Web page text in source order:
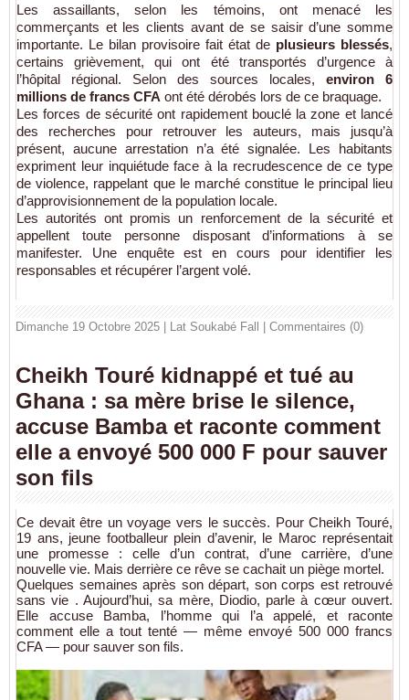
Les assaillants, selon les témoins, ont menacé les
commerçants et les clients avant de se saisir d’une somme
importante. Le bilan provisoire fait état de plusieurs blessés,
certains grièvement, qui ont été transportés d’urgence à
l’hôpital régional. Selon des sources locales, environ 6
millions de francs CFA ont été dérobés lors de ce braquage.
Les forces de sécurité ont rapidement bouclé la zone et lancé
des recherches pour retrouver les auteurs, mais jusqu’à
présent, aucune arrestation n’a été signalée. Les habitants
expriment leur inquiétude face à la recrudescence de ce type
de violence, rappelant que le marché constitue le principal lieu
d’approvisionnement de la population locale.
Les autorités ont promis un renforcement de la sécurité et
appellent toute personne disposant d’informations à se
manifester. Une enquête est en cours pour identifier les
responsables et récupérer l’argent volé.
Dimanche 19 Octobre 2025 | Lat Soukabé Fall | Commentaires (0)
Cheikh Touré kidnappé et tué au
Ghana : sa mère brise le silence,
accuse Bamba et raconte comment
elle a envoyé 500 000 F pour sauver
son fils
Ce devait être un voyage vers le succès. Pour Cheikh Touré,
19 ans, jeune footballeur plein d’avenir, le Maroc représentait
une promesse : celle d’un contrat, d’une carrière, d’une
nouvelle vie. Mais derrière ce rêve se cachait un piège mortel.
Quelques semaines après son départ, son corps est retrouvé
sans vie . Aujourd’hui, sa mère, Diodio, parle à cœur ouvert.
Elle accuse Bamba, l’homme qui l’a appelé, et raconte
comment elle a tout tenté — même envoyé 500 000 francs
CFA — pour sauver son fils.